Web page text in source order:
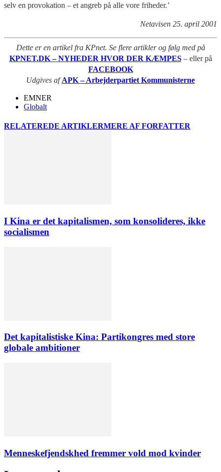
selv en provokation – et angreb på alle vore friheder.’
Netavisen 25. april 2001
Dette er en artikel fra KPnet. Se flere artikler og følg med på
KPNET.DK – NYHEDER HVOR DER KÆMPES – eller på
FACEBOOK
Udgives afAPK – Arbejderpartiet Kommunisterne
EMNER
Globalt
RELATEREDE ARTIKLERMERE AF FORFATTER
I Kina er det kapitalismen, som konsolideres, ikke
socialismen
Det kapitalistiske Kina: Partikongres med store
globale ambitioner
Menneskefjendskhed fremmer vold mod kvinder